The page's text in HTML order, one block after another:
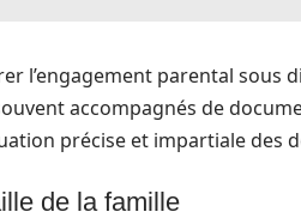
l’engagement parental sous
accompagnés de
précise et impartiale des
de la famille